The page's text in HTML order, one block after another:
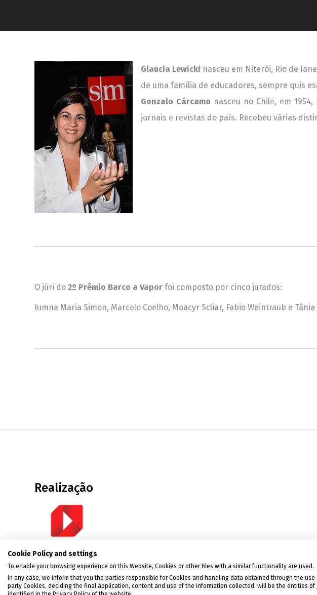
Glaucia Lewicki nasceu em Niterói, Rio de
de uma família de educadores, sempre quis
Gonzalo Cárcamo nasceu no Chile, em
jornais e revistas do país. Recebeu várias
O júri do 2º Prêmio Barco a Vaporfoi composto por cinco jurados:
Iumna Maria Simon, Marcelo Coelho, Moacyr Scliar, Fabio Weintraub e Tânia
Realização
Política de Privacidade |Condições de uso|Política de Cookies
Cookie Policy and settings
To enable your browsing experience on this Website, Cookies or other files with a similar functionality are used.
In any case, we inform that you the parties responsible for Cookies and handling data obtained through the
party Cookies, deciding the final application, content and use of the information collected, will be the entities of